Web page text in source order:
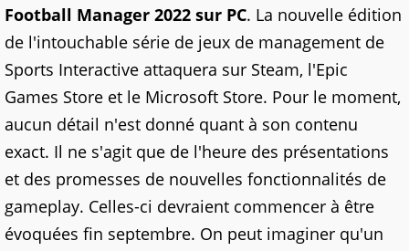
Football Manager 2022 sur PC. La nouvelle édition
de l'intouchable série de jeux de management de
Sports Interactive attaquera sur Steam, l'Epic
Games Store et le Microsoft Store. Pour le moment,
aucun détail n'est donné quant à son contenu
exact. Il ne s'agit que de l'heure des présentations
et des promesses de nouvelles fonctionnalités de
gameplay. Celles-ci devraient commencer à être
évoquées fin septembre. On peut imaginer qu'un